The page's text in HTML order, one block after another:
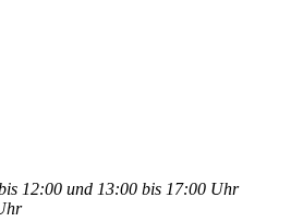
12:00 und 13:00 bis 17:00 Uhr